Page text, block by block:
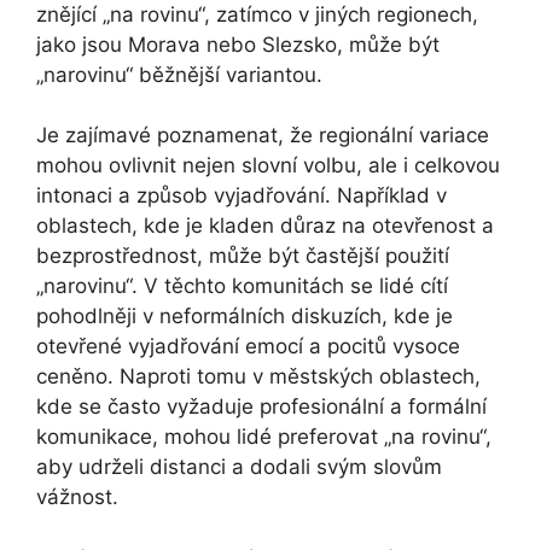
znějící „na rovinu“, zatímco v jiných regionech,
jako jsou Morava nebo Slezsko, může být
„narovinu“ běžnější variantou.
Je zajímavé poznamenat, že regionální variace
mohou ovlivnit nejen slovní volbu, ale i celkovou
intonaci a způsob vyjadřování. Například v
oblastech, kde je kladen důraz na otevřenost a
bezprostřednost, může být častější použití
„narovinu“. V těchto komunitách se lidé cítí
pohodlněji v neformálních diskuzích, kde je
otevřené vyjadřování emocí a pocitů vysoce
ceněno. Naproti tomu v městských oblastech,
kde se často vyžaduje profesionální a formální
komunikace, mohou lidé preferovat „na rovinu“,
aby udrželi distanci a dodali svým slovům
vážnost.